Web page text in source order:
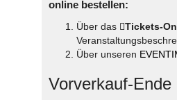
online bestellen:
Über das Tickets-
Über unseren
Vorverkauf-Ende